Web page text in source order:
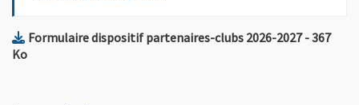
Formulaire dispositif partenaires-clubs 2026-2027, Fichier
- 367
Ko, Ouvre une nouvelle fenêtre